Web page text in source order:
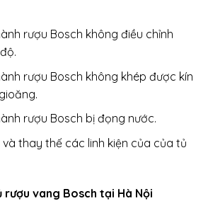
rượu Bosch không điều chỉnh
rượu Bosch không khép được kín
rượu Bosch bị đọng nước.
thay thế các linh kiện của của tủ
rượu vang Bosch tại Hà Nội